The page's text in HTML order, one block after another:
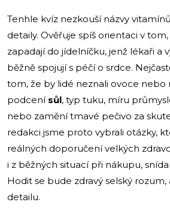
Tenhle kvíz nezkouší názvy
detaily. Ověřuje spíš orientaci v
zapadají do jídelníčku, jenž lékaři a
běžně spojují s péčí o srdce.
tom, že by lidé neznali ovoce nebo
podcení sůl, typ tuku, míru
nebo zamění tmavé pečivo za
redakci jsme proto vybrali otázky,
reálných doporučení velkých
i z běžných situací při nákupu,
Hodit se bude zdravý selský
detailu.